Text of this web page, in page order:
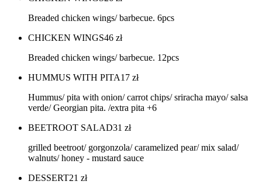
Breaded chicken wings/ barbecue. 6pcs
CHICKEN WINGS46 zł
Breaded chicken wings/ barbecue. 12pcs
HUMMUS WITH PITA17 zł
Hummus/ pita with onion/ carrot chips/ sriracha mayo/ salsa
verde/ Georgian pita. /extra pita +6
BEETROOT SALAD31 zł
grilled beetroot/ gorgonzola/ caramelized pear/ mix salad/
walnuts/ honey - mustard sauce
DESSERT21 zł